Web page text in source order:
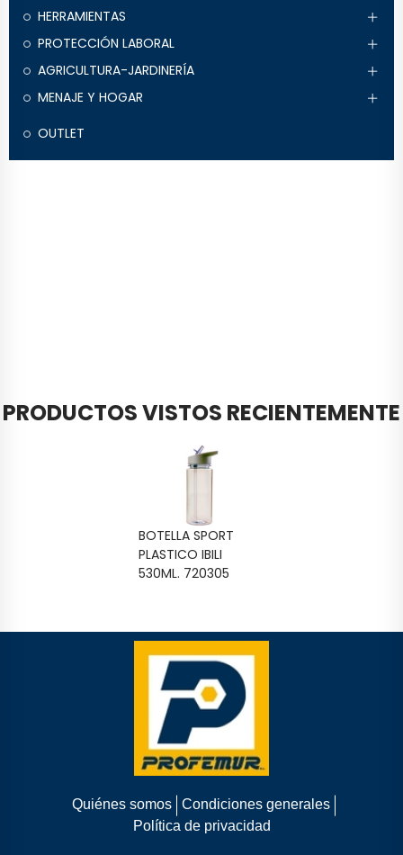
HERRAMIENTAS
PROTECCIÓN LABORAL
AGRICULTURA-JARDINERÍA
MENAJE Y HOGAR
OUTLET
PRODUCTOS VISTOS RECIENTEMENTE
BOTELLA SPORT
PLASTICO IBILI
530ML. 720305
Quiénes somos
Condiciones generales
Política de privacidad